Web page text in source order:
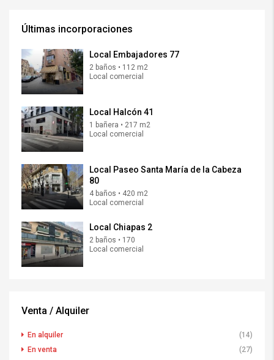
Últimas incorporaciones
Local Embajadores 77
2 baños • 112 m2
Local comercial
Local Halcón 41
1 bañera • 217 m2
Local comercial
Local Paseo Santa María de la Cabeza
80
4 baños • 420 m2
Local comercial
Local Chiapas 2
2 baños • 170
Local comercial
Venta / Alquiler
En alquiler
(14)
En venta
(27)